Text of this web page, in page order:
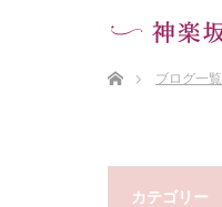
ブログ一覧
カテゴリー